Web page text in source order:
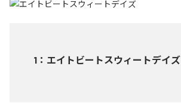
1 ： エイトビートスウィートデイズ